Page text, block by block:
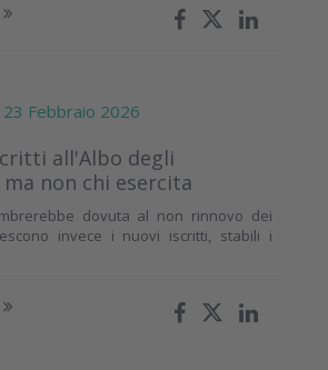
Febbraio 2026
all'Albo degli
non chi esercita
dovuta al non rinnovo dei
invece i nuovi iscritti, stabili i